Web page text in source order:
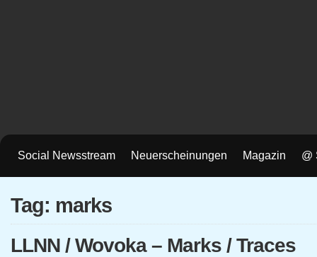
Social Newsstream Neuerscheinungen Magazin @
Tag: marks
LLNN / Wovoka – Marks / Traces